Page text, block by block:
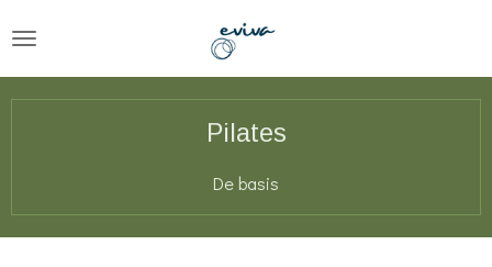
Pilates
De basis